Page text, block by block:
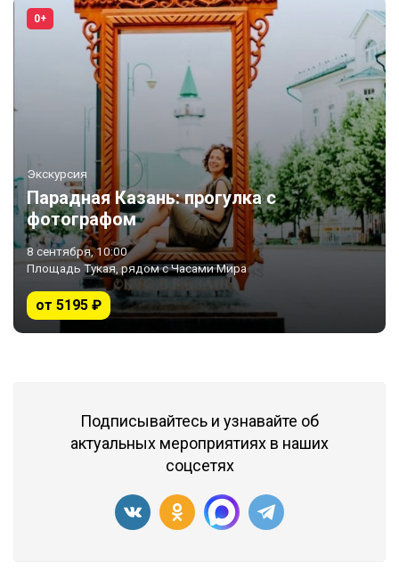
0+
Экскурсия
Парадная Казань: прогулка с
фотографом
8 сентября, 10:00
Площадь Тукая, рядом с Часами Мира
от 5195 ₽
Подписывайтесь и узнавайте об
актуальных мероприятиях в наших
соцсетях